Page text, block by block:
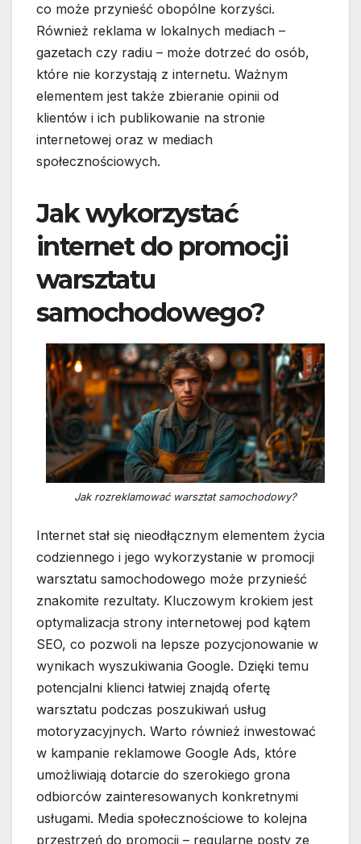
co może przynieść obopólne korzyści.
Również reklama w lokalnych mediach –
gazetach czy radiu – może dotrzeć do osób,
które nie korzystają z internetu. Ważnym
elementem jest także zbieranie opinii od
klientów i ich publikowanie na stronie
internetowej oraz w mediach
społecznościowych.
Jak wykorzystać
internet do promocji
warsztatu
samochodowego?
Jak rozreklamować warsztat samochodowy?
Internet stał się nieodłącznym elementem życia
codziennego i jego wykorzystanie w promocji
warsztatu samochodowego może przynieść
znakomite rezultaty. Kluczowym krokiem jest
optymalizacja strony internetowej pod kątem
SEO, co pozwoli na lepsze pozycjonowanie w
wynikach wyszukiwania Google. Dzięki temu
potencjalni klienci łatwiej znajdą ofertę
warsztatu podczas poszukiwań usług
motoryzacyjnych. Warto również inwestować
w kampanie reklamowe Google Ads, które
umożliwiają dotarcie do szerokiego grona
odbiorców zainteresowanych konkretnymi
usługami. Media społecznościowe to kolejna
przestrzeń do promocji – regularne posty ze